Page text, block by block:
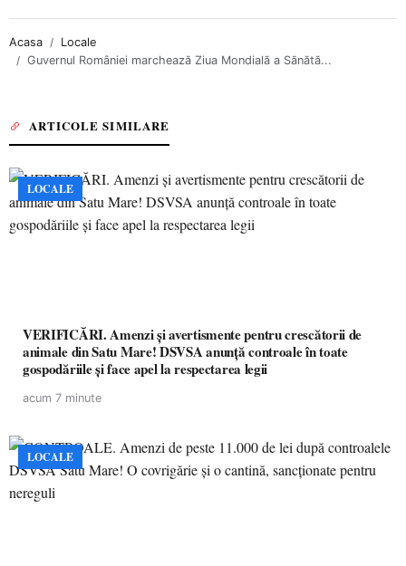
Acasa
Locale
Guvernul României marchează Ziua Mondială a Sănătă...
ARTICOLE SIMILARE
LOCALE
VERIFICĂRI. Amenzi și avertismente pentru crescătorii de
animale din Satu Mare! DSVSA anunță controale în toate
gospodăriile și face apel la respectarea legii
acum 7 minute
LOCALE